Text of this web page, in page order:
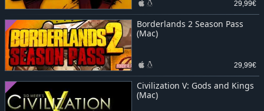
29,99€
Borderlands 2 Season Pass
(Mac)
29,99€
Civilization V: Gods and Kings
(Mac)